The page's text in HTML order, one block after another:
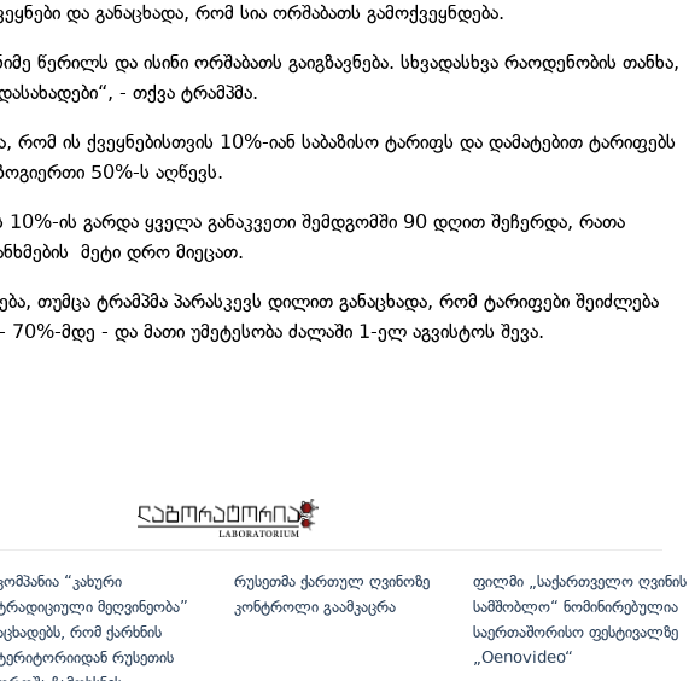
და განაცხადა, რომ სია ორშაბათს გამოქვეყნდება.
წერილს და ისინი ორშაბათს გაიგზავნება. სხვადასხვა რაოდენობის თანხა,
- თქვა ტრამპმა.
რომ ის ქვეყნებისთვის 10%-იან საბაზისო ტარიფს და დამატებით ტარიფებს
50%-ს აღწევს.
10%-ის გარდა ყველა განაკვეთი შემდგომში 90 დღით შეჩერდა, რათა
მეტი დრო მიეცათ.
თუმცა ტრამპმა პარასკევს დილით განაცხადა, რომ ტარიფები შეიძლება
მდე - და მათი უმეტესობა ძალაში 1-ელ აგვისტოს შევა.
“კახური
მეღვინეობა”
რომ ქარხნის
რუსეთის
რუსეთმა ქართულ ღვინოზე
კონტროლი გაამკაცრა
ფილმი „საქართველო ღვინის
სამშობლო“ ნომინირებულია
საერთაშორისო ფესტივალზე
„Oenovideo“